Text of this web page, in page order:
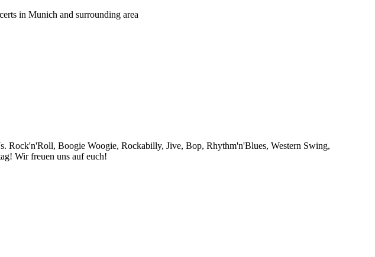
in Munich and surrounding area
Rock'n'Roll, Boogie Woogie, Rockabilly, Jive, Bop, Rhythm'n'Blues, Western Swing,
Wir freuen uns auf euch!